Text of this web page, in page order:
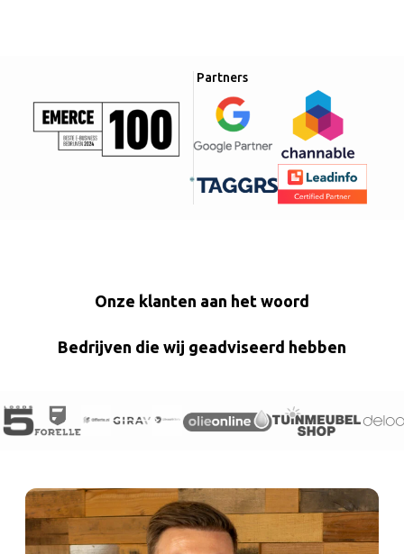
Partners
Onze klanten aan het woord
Bedrijven die wij geadviseerd hebben